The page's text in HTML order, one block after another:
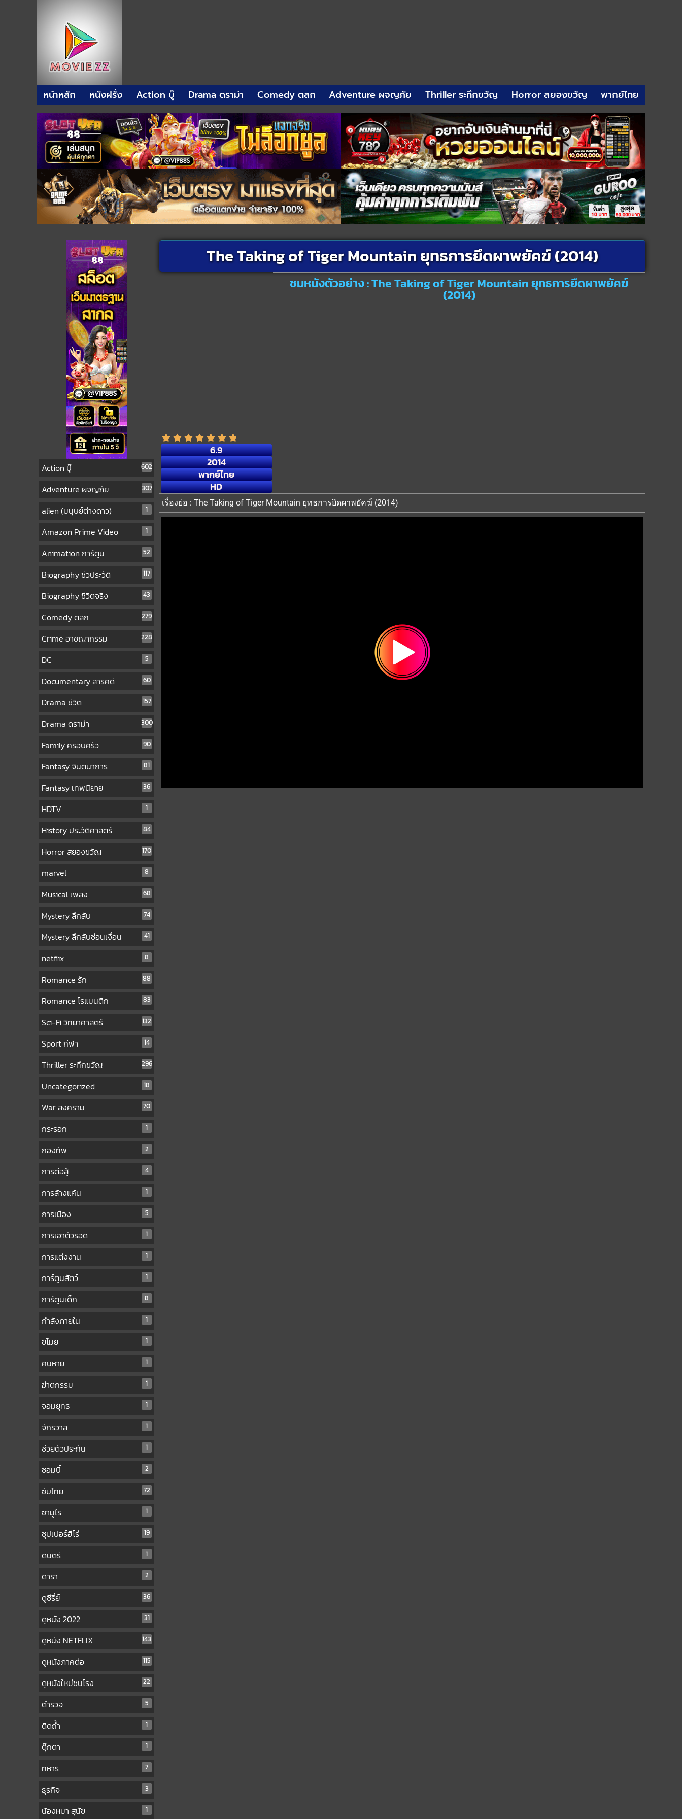
หน้าหลัก หนังฝรั่ง Action บู๊ Drama ดราม่า Comedy ตลก Adventure ผจญภัย Thriller ระทึกขวัญ Horror สยองขวัญ พากย์ไทย
Action บู๊ 602
Adventure ผจญภัย 307
alien (มนุษย์ต่างดาว) 1
Amazon Prime Video 1
Animation การ์ตูน 52
Biography ชีวประวัติ 117
Biography ชีวิตจริง 43
Comedy ตลก 279
Crime อาชญากรรม 228
DC 5
Documentary สารคดี 60
Drama ชีวิต 157
Drama ดราม่า 300
Family ครอบครัว 90
Fantasy จินตนาการ 81
Fantasy เทพนิยาย 36
HDTV 1
History ประวัติศาสตร์ 84
Horror สยองขวัญ 170
marvel 8
Musical เพลง 68
Mystery ลึกลับ 74
Mystery ลึกลับซ่อนเงื่อน 41
netflix 8
Romance รัก 88
Romance โรแมนติก 83
Sci-Fi วิทยาศาสตร์ 132
Sport กีฬา 14
Thriller ระทึกขวัญ 296
Uncategorized 18
War สงคราม 70
กระรอก 1
กองทัพ 2
การต่อสู้ 4
การล้างแค้น 1
การเมือง 5
การเอาตัวรอด 1
การแต่งงาน 1
การ์ตูนสัตว์ 1
การ์ตูนเด็ก 8
กำลังภายใน 1
ขโมย 1
คนหาย 1
ฆ่าตกรรม 1
จอมยุทธ 1
จักรวาล 1
ช่วยตัวประกัน 1
ซอมบี้ 2
ซับไทย 72
ซามูไร 1
ซุปเปอร์ฮีโร่ 19
ดนตรี 1
ดารา 2
ดูซีรี่ย์ 36
ดูหนัง 2022 31
ดูหนัง NETFLIX 143
ดูหนังภาคต่อ 115
ดูหนังใหม่ชนโรง 22
ตำรวจ 5
ติดถ้ำ 1
ตุ๊กตา 1
ทหาร 7
ธุรกิจ 3
น้องหมา สุนัข 1
The Taking of Tiger Mountain ยุทธการยึดผาพยัคฆ์ (2014)
6.9
2014
พากย์ไทย
HD
ชมหนังตัวอย่าง : The Taking of Tiger Mountain ยุทธการยึดผาพยัคฆ์
(2014)
เรื่องย่อ : The Taking of Tiger Mountain ยุทธการยึดผาพยัคฆ์ (2014)